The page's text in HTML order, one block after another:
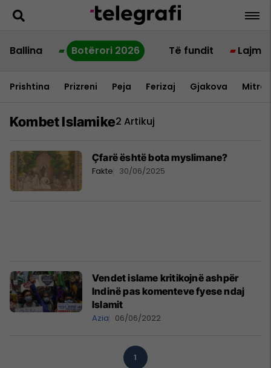
Ballina Botërori 2026 Të fundit Lajme
Prishtina Prizreni Peja Ferizaj Gjakova
Kombet Islamike2 Artikuj
Çfarë është bota myslimane?
Fakte 30/06/2025
Vendet islame kritikojnë ashpër
Indinë pas komenteve fyese ndaj
Islamit
Azia 06/06/2022
1